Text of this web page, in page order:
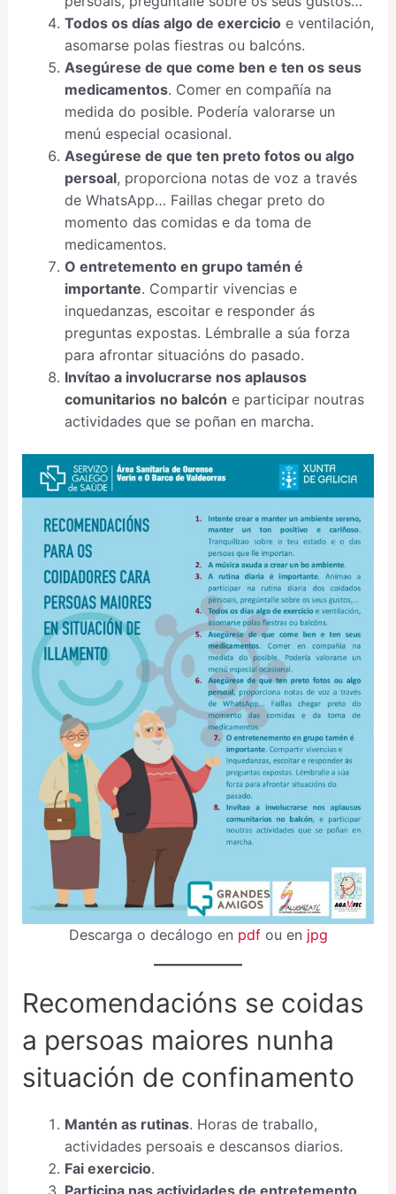
Todos os días algo de exercicioe ventilación,
asomarse polas fiestras ou balcóns.
Asegúrese de que come ben e ten os seus
medicamentos. Comer en compañía na
medida do posible. Podería valorarse un
menú especial ocasional.
Asegúrese de que ten preto fotos ou algo
persoal, proporciona notas de voz a través
de WhatsApp… Faillas chegar preto do
momento das comidas e da toma de
medicamentos.
O entretemento en grupo tamén é
importante. Compartir vivencias e
inquedanzas, escoitar e responder ás
preguntas expostas. Lémbralle a súa forza
para afrontar situacións do pasado.
Invítao a involucrarse nos aplausos
comunitarios no balcón e participar noutras
actividades que se poñan en marcha.
Descarga o decálogo en pdfou en jpg
Recomendacións se coidas
a persoas maiores nunha
situación de confinamento
Mantén as rutinas. Horas de traballo,
actividades persoais e descansos diarios.
Fai exercicio.